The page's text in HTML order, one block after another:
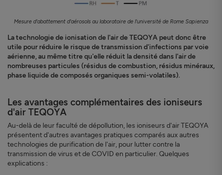
Mesure d'abattement d'aérosols au laboratoire de l'université de Rome Sapienza
La technologie de ionisation de l'air de TEQOYA peut donc être
utile pour réduire le risque de transmission d'infections par voie
aérienne, au même titre qu'elle réduit la densité dans l'air de
nombreuses particules (résidus de combustion, résidus minéraux,
phase liquide de composés organiques semi-volatiles).
Les avantages complémentaires des ioniseurs
d'air TEQOYA
Au-delà de leur faculté de dépollution, les ioniseurs d'air TEQOYA
présentent d'autres avantages pratiques comparés aux autres
technologies de purification de l'air, pour lutter contre la
transmission de virus et de COVID en particulier. Quelques
explications :